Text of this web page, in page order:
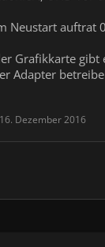
Neustart auftrat
Grafikkarte gibt
Adapter
16. Dezember 2016